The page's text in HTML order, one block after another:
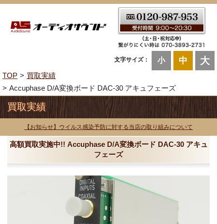
文字サイズ： 小 中 大
TOP
買取実績
Accuphase D/A変換ボード DAC-30 アキュフェーズ
買取実績
【お知らせ】ウイルス感染予防に対する当店の取り組みについて
高額買取実施中!! Accuphase D/A変換ボード DAC-30 アキュ
フェーズ